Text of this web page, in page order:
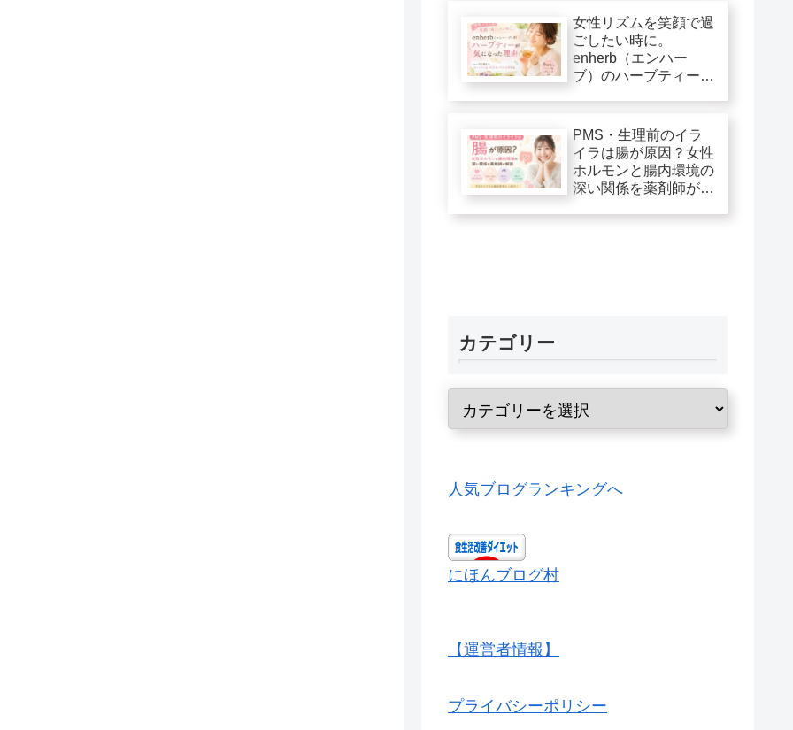
女性リズムを笑顔で過
ごしたい時に。
enherb（エンハー
ブ）のハーブティーが
PMS・生理前のイラ
イラは腸が原因？女性
ホルモンと腸内環境の
深い関係を薬剤師が解
カテゴリー
人気ブログランキングへ
にほんブログ村
【運営者情報】
プライバシーポリシー